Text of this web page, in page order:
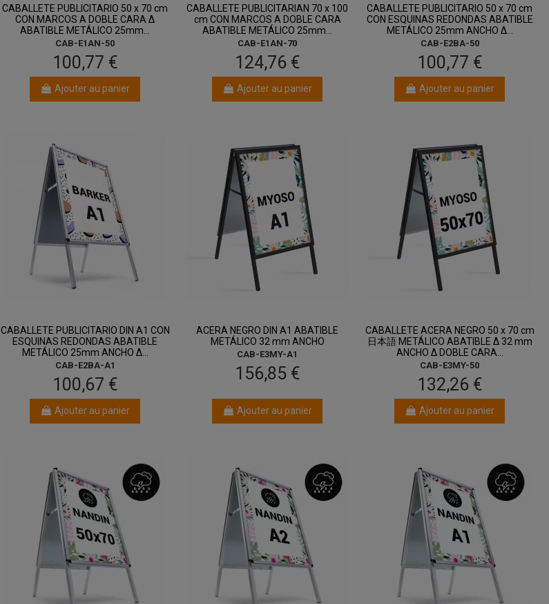
CABALLETE PUBLICITARIO 50 x 70 cm
CON MARCOS A DOBLE CARA Δ
ABATIBLE METÁLICO 25mm...
CAB-E1AN-50
100,77 €
Ajouter au panier
CABALLETE PUBLICITARIAN 70 x 100
cm CON MARCOS A DOBLE CARA
ABATIBLE METÁLICO 25mm...
CAB-E1AN-70
124,76 €
Ajouter au panier
CABALLETE PUBLICITARIO 50 x 70 cm
CON ESQUINAS REDONDAS ABATIBLE
METÁLICO 25mm ANCHO Δ...
CAB-E2BA-50
100,77 €
Ajouter au panier
CABALLETE PUBLICITARIO DIN A1 CON
ESQUINAS REDONDAS ABATIBLE
METÁLICO 25mm ANCHO Δ...
CAB-E2BA-A1
100,67 €
Ajouter au panier
ACERA NEGRO DIN A1 ABATIBLE
METÁLICO 32 mm ANCHO
CAB-E3MY-A1
156,85 €
Ajouter au panier
CABALLETE ACERA NEGRO 50 x 70 cm
日本語 METÁLICO ABATIBLE Δ 32 mm
ANCHO Δ DOBLE CARA...
CAB-E3MY-50
132,26 €
Ajouter au panier